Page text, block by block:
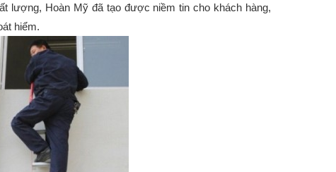
lượng, Hoàn Mỹ đã tạo được niềm tin cho khách hàng,
hiểm.